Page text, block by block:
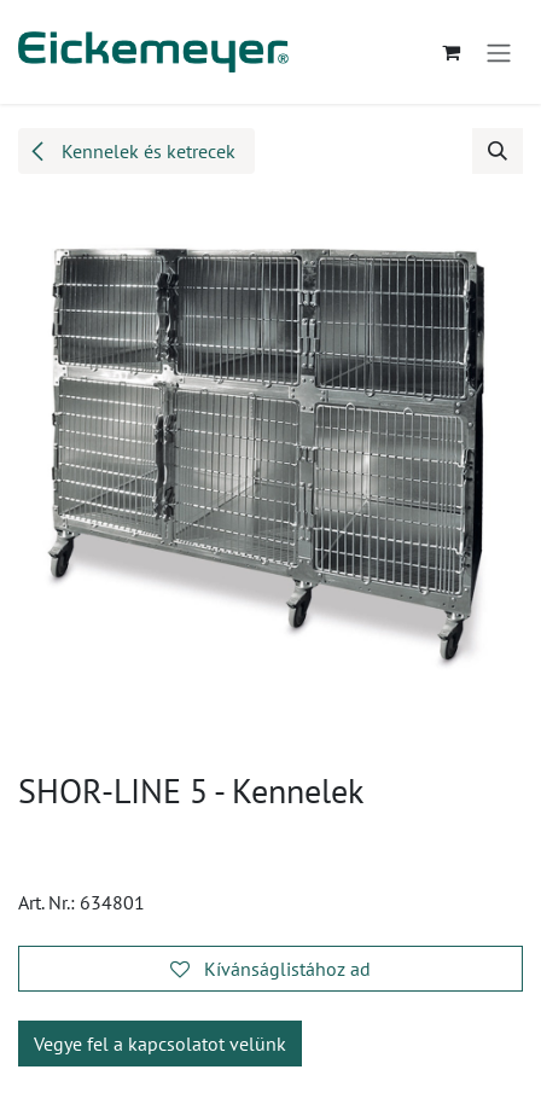
Kennelek és ketrecek
SHOR-LINE 5 - Kennelek
Art. Nr.: 634801
Kívánságlistához ad
Vegye fel a kapcsolatot velünk